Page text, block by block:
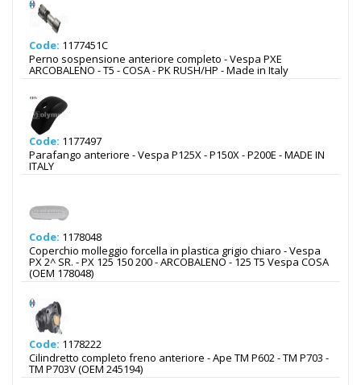
Code: 1177451C
Perno sospensione anteriore completo - Vespa PXE
ARCOBALENO - T5 - COSA - PK RUSH/HP - Made in Italy
Code: 1177497
Parafango anteriore - Vespa P125X - P150X - P200E - MADE IN
ITALY
Code: 1178048
Coperchio molleggio forcella in plastica grigio chiaro - Vespa
PX 2^ SR. - PX 125 150 200 - ARCOBALENO - 125 T5 Vespa COSA
(OEM 178048)
Code: 1178222
Cilindretto completo freno anteriore - Ape TM P602 - TM P703 -
TM P703V (OEM 245194)